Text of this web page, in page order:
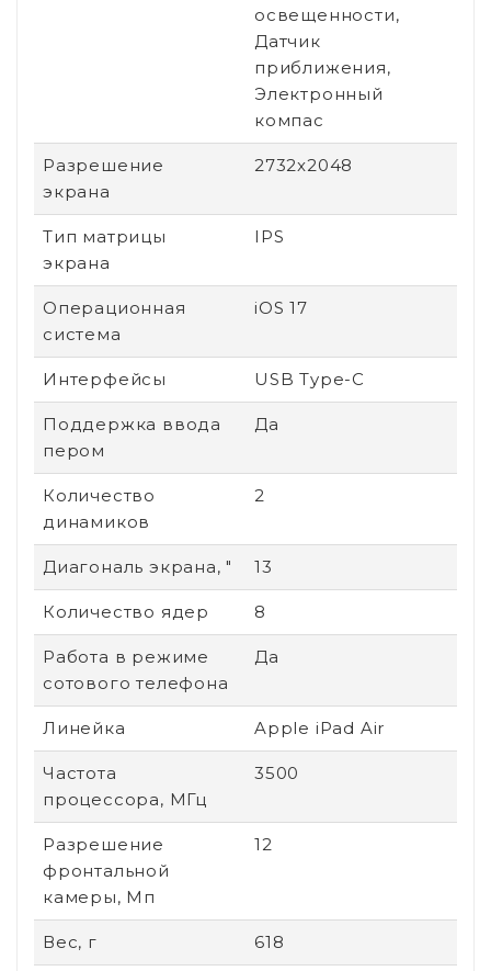
освещенности,
Датчик
приближения,
Электронный
компас
Разрешение
экрана
2732x2048
Тип матрицы
экрана
IPS
Операционная
система
iOS 17
Интерфейсы USB Type-C
Поддержка ввода
пером
Да
Количество
динамиков
2
Диагональ экрана, " 13
Количество ядер 8
Работа в режиме
сотового телефона
Да
Линейка Apple iPad Air
Частота
процессора, МГц
3500
Разрешение
фронтальной
камеры, Мп
12
Вес, г 618